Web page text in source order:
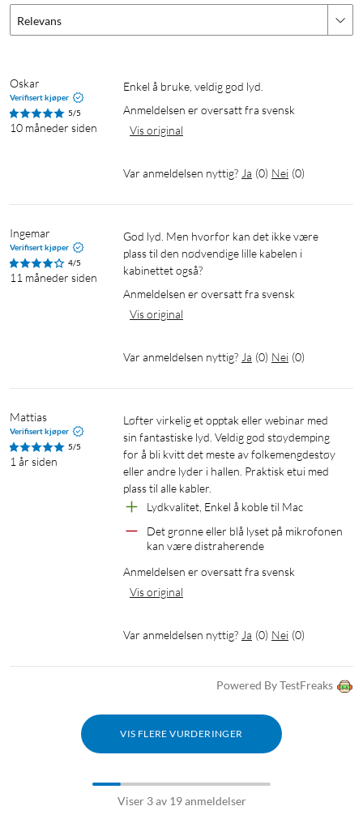
Hifi-lydkvalitet
Lark M1 benytter LC3 Codec-teknologi og har forbedret
samplingsfrekvens på opptil 48kHz/16bit, slik at den
mellomtoneregisteret med massevis av detaljer.
Trådløs avstand på opptil 200 m
Oppnå enkelt et profesjonelt innspillingsresultat med M1 sin
Fest den på den måten du vil. M1 sin ergonomi med bøyde
kanter og UV-overflate gjør at den er komfortabel å ha på.
1x TRS- til 3,5 mm-kabel
1x USB-A- til USB-C-kabel
Relevans
Oskar
Verifisert kjøper
5/5
10 måneder siden
Enkel å bruke, veldig god lyd.
Anmeldelsen er oversatt fra svensk
Vis original
Var anmeldelsen nyttig? Ja (0) Nei (0)
Ingemar
Verifisert kjøper
4/5
11 måneder siden
God lyd. Men hvorfor kan det ikke være
plass til den nødvendige lille kabelen i
kabinettet også?
Anmeldelsen er oversatt fra svensk
Vis original
Var anmeldelsen nyttig? Ja (0) Nei (0)
Mattias
Verifisert kjøper
5/5
1 år siden
Løfter virkelig et opptak eller webinar med
sin fantastiske lyd. Veldig god støydemping
for å bli kvitt det meste av folkemengdestøy
eller andre lyder i hallen. Praktisk etui med
plass til alle kabler.
Lydkvalitet, Enkel å koble til Mac
Det grønne eller blå lyset på mikrofonen
kan være distraherende
Anmeldelsen er oversatt fra svensk
Vis original
Var anmeldelsen nyttig? Ja (0) Nei (0)
Powered By TestFreaks
VIS FLERE VURDERINGER
Viser 3 av 19 anmeldelser